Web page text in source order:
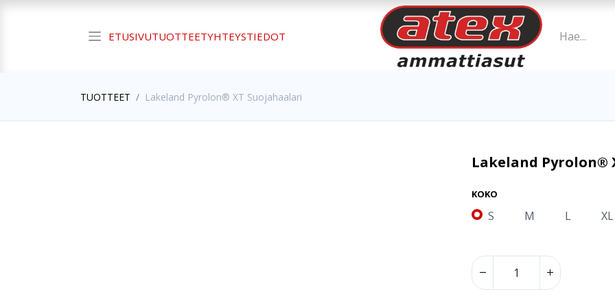
ETUSIVUTUOTTEETYHTEYSTIEDOT
TUOTTEET Lakeland Pyrolon® XT Suojahaalari
Lakeland Pyrolon®
KOKO
S M L XL